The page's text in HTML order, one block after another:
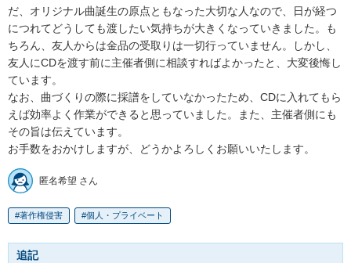
だ、オリジナル曲誕生の原点ともなった大切な人なので、日が経つ
につれてどうしても渡したい気持ちが大きくなっていきました。も
ちろん、友人からは金品の受取りは一切行っていません。しかし、
友人にCDを渡す前に主催者側に相談すればよかったと、大変後悔し
ています。
なお、曲づくりの際に採譜をしていなかったため、CDに入れてもら
えば効率よく作業ができると思っていました。また、主催者側にも
その旨は伝えています。
お手数をおかけしますが、どうかよろしくお願いいたします。
匿名希望 さん
著作権侵害 個人・プライベート
追記